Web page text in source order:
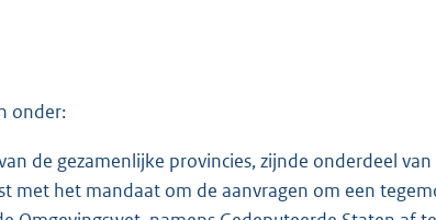
onder:
de gezamenlijke provincies, zijnde onderdeel
met het mandaat om de aanvragen om een